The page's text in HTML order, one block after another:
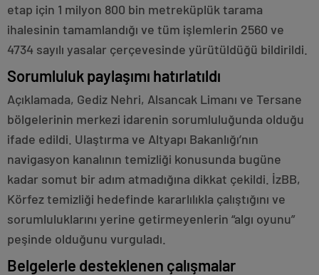
etap için 1 milyon 800 bin metreküplük tarama
ihalesinin tamamlandığı ve tüm işlemlerin 2560 ve
4734 sayılı yasalar çerçevesinde yürütüldüğü bildirildi.
Sorumluluk paylaşımı hatırlatıldı
Açıklamada, Gediz Nehri, Alsancak Limanı ve Tersane
bölgelerinin merkezi idarenin sorumluluğunda olduğu
ifade edildi. Ulaştırma ve Altyapı Bakanlığı’nın
navigasyon kanalının temizliği konusunda bugüne
kadar somut bir adım atmadığına dikkat çekildi. İzBB,
Körfez temizliği hedefinde kararlılıkla çalıştığını ve
sorumluluklarını yerine getirmeyenlerin “algı oyunu”
peşinde olduğunu vurguladı.
Belgelerle desteklenen çalışmalar